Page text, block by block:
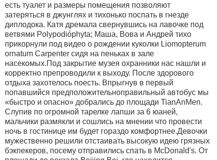
есть туалет и размеры помещения позволяют
затеряться в джунглях и тихонько поспать в гнезде
диплодока. Катя дремала свернувшись на лавочке под
ветвями Polypodióphyta; Маша, Вова и Андрей тихо
прикорнули под видео о рождении куколки Liomopterum
ornatum Carpenter сидя на пеньках в зале
насекомых.Под закрытие музея охранники нас нашли и
корректно препроводили к выходу. После здорового
отдыха захотелось поесть. Впрыгнув в первый
попавшийся предположительноправильный автобус мы
«быстро и опасно» добрались до площади TianAnMen.
Слупив по огромной тарелке лапши за 6 юаней,
мальчики размякли и сошлись на мнении что провести
ночь в гостинице им будет гораздо комфортнее.Девочки
мужественно решили отстаивать высокую идею грязных
бэкпекеров, посему отправились спать в McDonald's. От